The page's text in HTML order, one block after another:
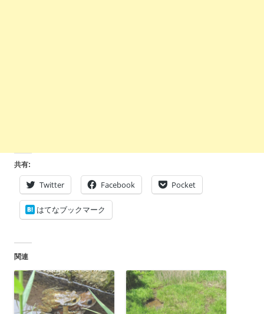
共有:
Twitter Facebook Pocket
はてなブックマーク
関連